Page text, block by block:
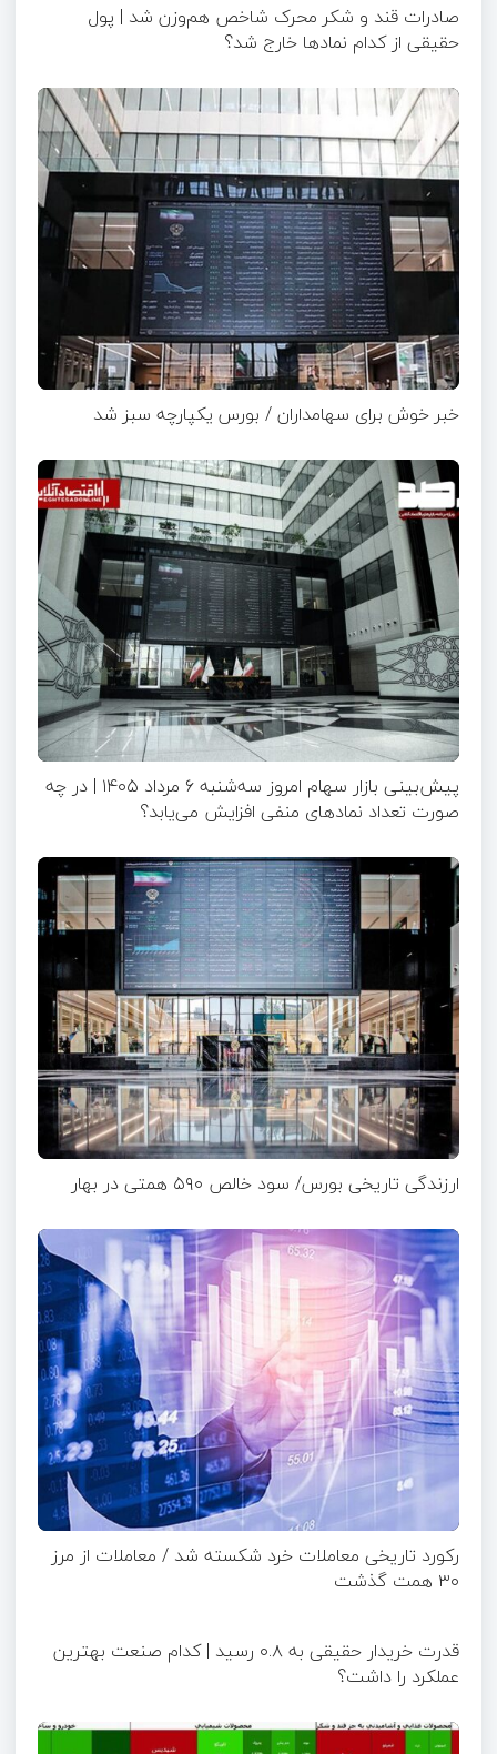
صادرات قند و شکر محرک شاخص هم‌وزن شد | پول
حقیقی از کدام نماد‌ها خارج شد؟
خبر خوش برای سهامداران / بورس یکپارچه سبز شد
پیش‌بینی بازار سهام امروز سه‌شنبه ۶ مرداد ۱۴۰۵ | در چه
صورت تعداد نماد‌های منفی افزایش می‌یابد؟
ارزندگی تاریخی بورس/ سود خالص ۵۹۰ همتی در بهار
رکورد تاریخی معاملات خرد شکسته شد / معاملات از مرز
۳۰ همت گذشت
قدرت خریدار حقیقی به ۰.۸ رسید | کدام صنعت بهترین
عملکرد را داشت؟